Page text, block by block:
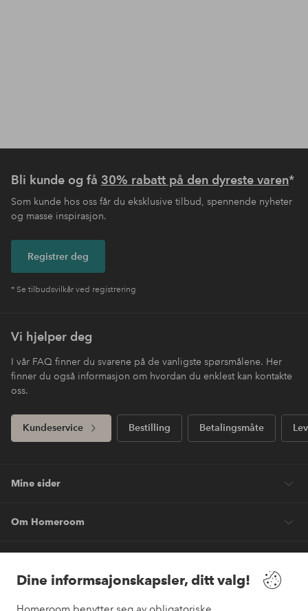
Dine informsajonskapsler, ditt valg!
Bli kunde og få 30% rabatt på den dyreste varen*
Som kunde hos oss får du eksklusive tilbud, spennende nyheter
og masse inspirasjon.
Registrer deg
* Se tilbudsvilkår ved registrering
Vi hjelper deg
I vår FAQ finner du svarene på de vanligste spørsmålene. Her
finner du også informasjon om hvordan du enklest kan kontakte
oss.
Kundeservice Bestilling Betalingsmåte
Mine sider
Om Homeroom